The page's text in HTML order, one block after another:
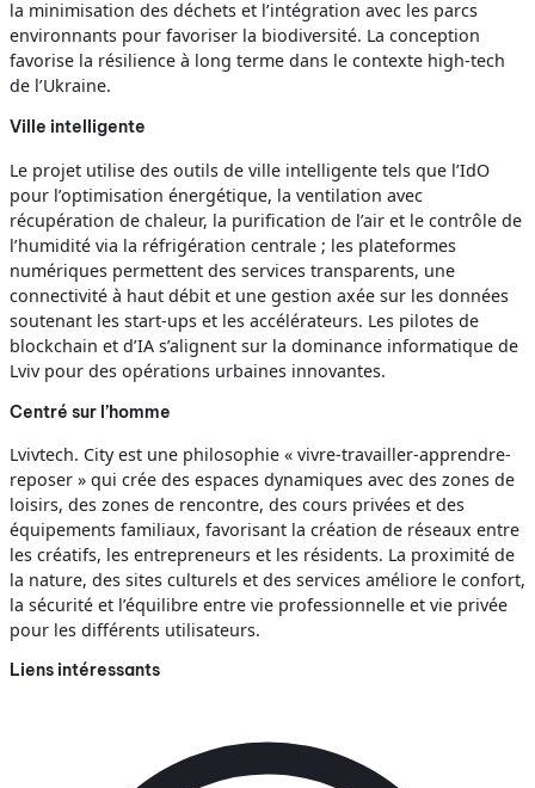
la minimisation des déchets et l’intégration avec les parcs
environnants pour favoriser la biodiversité. La conception
favorise la résilience à long terme dans le contexte high-tech
de l’Ukraine.
Ville intelligente
Le projet utilise des outils de ville intelligente tels que l’IdO
pour l’optimisation énergétique, la ventilation avec
récupération de chaleur, la purification de l’air et le contrôle de
l’humidité via la réfrigération centrale ; les plateformes
numériques permettent des services transparents, une
connectivité à haut débit et une gestion axée sur les données
soutenant les start-ups et les accélérateurs. Les pilotes de
blockchain et d’IA s’alignent sur la dominance informatique de
Lviv pour des opérations urbaines innovantes.
Centré sur l’homme
Lvivtech. City est une philosophie « vivre-travailler-apprendre-
reposer » qui crée des espaces dynamiques avec des zones de
loisirs, des zones de rencontre, des cours privées et des
équipements familiaux, favorisant la création de réseaux entre
les créatifs, les entrepreneurs et les résidents. La proximité de
la nature, des sites culturels et des services améliore le confort,
la sécurité et l’équilibre entre vie professionnelle et vie privée
pour les différents utilisateurs.
Liens intéressants